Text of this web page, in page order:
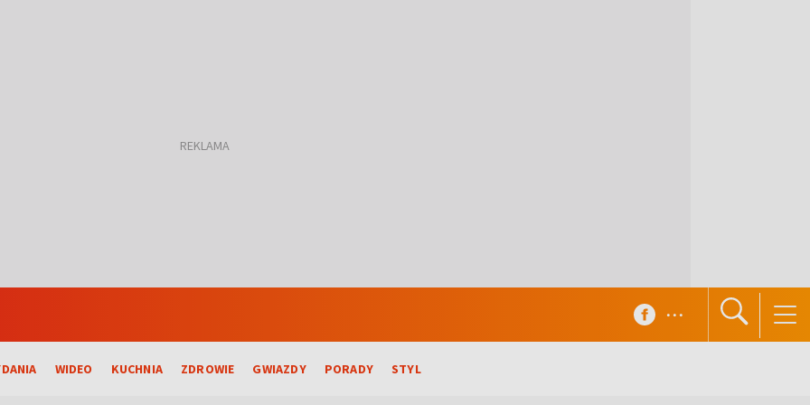
WIDEO KUCHNIA ZDROWIE GWIAZDY PORADY STYL
...